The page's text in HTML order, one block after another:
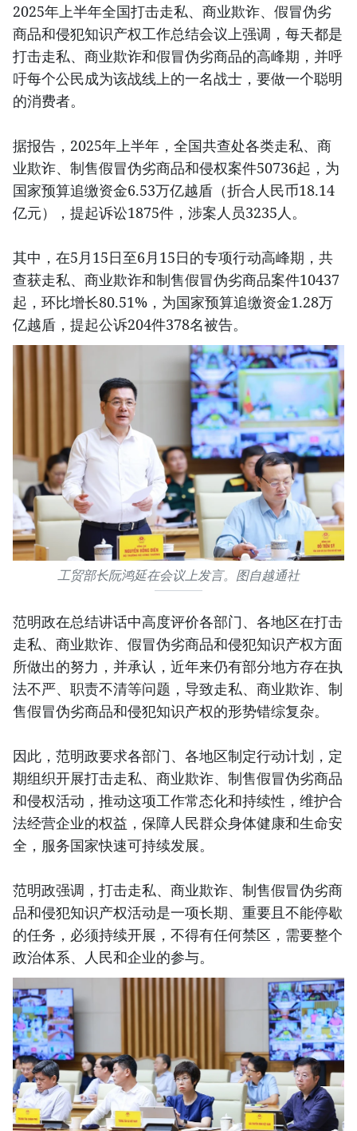
2025年上半年全国打击走私、商业欺诈、假冒伪劣
商品和侵犯知识产权工作总结会议上强调，每天都是
打击走私、商业欺诈和假冒伪劣商品的高峰期，并呼
吁每个公民成为该战线上的一名战士，要做一个聪明
的消费者。
据报告，2025年上半年，全国共查处各类走私、商
业欺诈、制售假冒伪劣商品和侵权案件50736起，为
国家预算追缴资金6.53万亿越盾（折合人民币18.14
亿元），提起诉讼1875件，涉案人员3235人。
其中，在5月15日至6月15日的专项行动高峰期，共
查获走私、商业欺诈和制售假冒伪劣商品案件10437
起，环比增长80.51%，为国家预算追缴资金1.28万
亿越盾，提起公诉204件378名被告。
工贸部长阮鸿延在会议上发言。图自越通社
范明政在总结讲话中高度评价各部门、各地区在打击
走私、商业欺诈、假冒伪劣商品和侵犯知识产权方面
所做出的努力，并承认，近年来仍有部分地方存在执
法不严、职责不清等问题，导致走私、商业欺诈、制
售假冒伪劣商品和侵犯知识产权的形势错综复杂。
因此，范明政要求各部门、各地区制定行动计划，定
期组织开展打击走私、商业欺诈、制售假冒伪劣商品
和侵权活动，推动这项工作常态化和持续性，维护合
法经营企业的权益，保障人民群众身体健康和生命安
全，服务国家快速可持续发展。
范明政强调，打击走私、商业欺诈、制售假冒伪劣商
品和侵犯知识产权活动是一项长期、重要且不能停歇
的任务，必须持续开展，不得有任何禁区，需要整个
政治体系、人民和企业的参与。